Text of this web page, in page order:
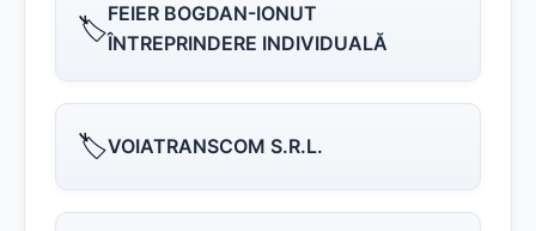
🏷️FEIER BOGDAN-IONUT
ÎNTREPRINDERE INDIVIDUALĂ
🏷️VOIATRANSCOM S.R.L.